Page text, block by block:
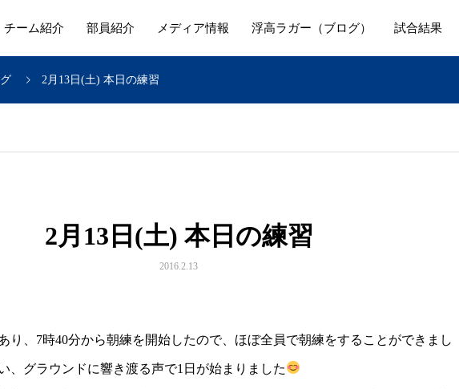
チーム紹介 部員紹介 メディア情報 浮高ラガー（ブログ） 試合結果
2月13日(土) 本日の練習
2月13日(土) 本日の練習
2016.2.13
り、7時40分から朝練を開始したので、ほぼ全員で朝練をすることができまし
、グラウンドに響き渡る声で1日が始まりました